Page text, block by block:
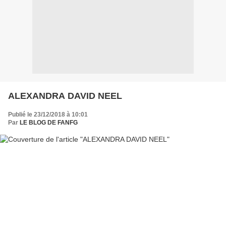
ALEXANDRA DAVID NEEL
Publié le 23/12/2018 à 10:01
Par LE BLOG DE FANFG